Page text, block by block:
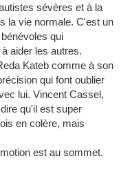
sévères et à la
la vie normale. C'est un
qui
aider les autres.
Kateb comme à son
qui font oublier
lui. Vincent Cassel,
qu'il est super
en colère, mais
est au sommet.